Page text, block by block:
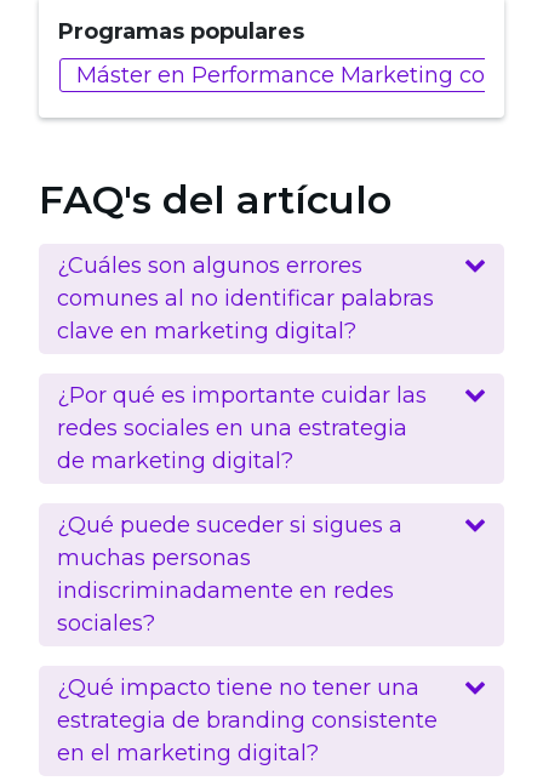
Programas populares
Máster en Performance Marketing con IA
FAQ's del artículo
¿Cuáles son algunos errores
comunes al no identificar palabras
clave en marketing digital?
¿Por qué es importante cuidar las
redes sociales en una estrategia
de marketing digital?
¿Qué puede suceder si sigues a
muchas personas
indiscriminadamente en redes
sociales?
¿Qué impacto tiene no tener una
estrategia de branding consistente
en el marketing digital?